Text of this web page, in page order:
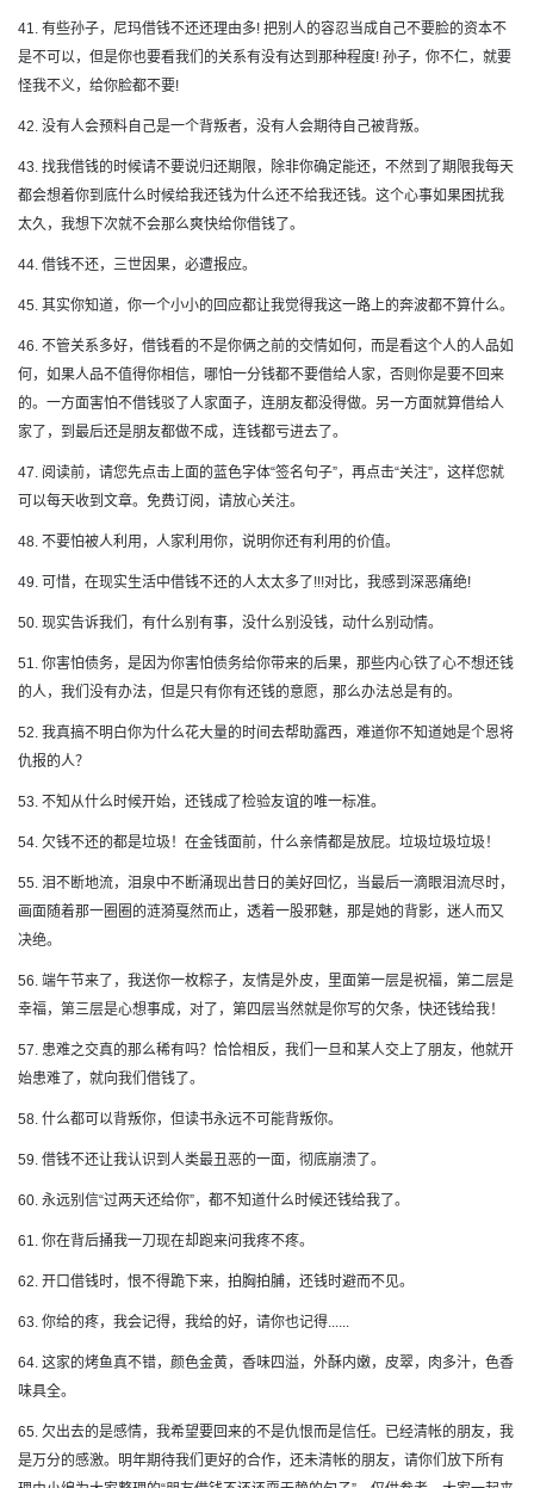
41. 有些孙子，尼玛借钱不还还理由多! 把别人的容忍当成自己不要脸的资本不
是不可以，但是你也要看我们的关系有没有达到那种程度! 孙子，你不仁，就要
怪我不义，给你脸都不要!
42. 没有人会预料自己是一个背叛者，没有人会期待自己被背叛。
43. 找我借钱的时候请不要说归还期限，除非你确定能还，不然到了期限我每天
都会想着你到底什么时候给我还钱为什么还不给我还钱。这个心事如果困扰我
太久，我想下次就不会那么爽快给你借钱了。
44. 借钱不还，三世因果，必遭报应。
45. 其实你知道，你一个小小的回应都让我觉得我这一路上的奔波都不算什么。
46. 不管关系多好，借钱看的不是你俩之前的交情如何，而是看这个人的人品如
何，如果人品不值得你相信，哪怕一分钱都不要借给人家，否则你是要不回来
的。一方面害怕不借钱驳了人家面子，连朋友都没得做。另一方面就算借给人
家了，到最后还是朋友都做不成，连钱都亏进去了。
47. 阅读前，请您先点击上面的蓝色字体“签名句子”，再点击“关注”，这样您就
可以每天收到文章。免费订阅，请放心关注。
48. 不要怕被人利用，人家利用你，说明你还有利用的价值。
49. 可惜，在现实生活中借钱不还的人太太多了!!!对比，我感到深恶痛绝!
50. 现实告诉我们，有什么别有事，没什么别没钱，动什么别动情。
51. 你害怕债务，是因为你害怕债务给你带来的后果，那些内心铁了心不想还钱
的人，我们没有办法，但是只有你有还钱的意愿，那么办法总是有的。
52. 我真搞不明白你为什么花大量的时间去帮助露西，难道你不知道她是个恩将
仇报的人？
53. 不知从什么时候开始，还钱成了检验友谊的唯一标准。
54. 欠钱不还的都是垃圾！在金钱面前，什么亲情都是放屁。垃圾垃圾垃圾！
55. 泪不断地流，泪泉中不断涌现出昔日的美好回忆，当最后一滴眼泪流尽时，
画面随着那一圈圈的涟漪戛然而止，透着一股邪魅，那是她的背影，迷人而又
决绝。
56. 端午节来了，我送你一枚粽子，友情是外皮，里面第一层是祝福，第二层是
幸福，第三层是心想事成，对了，第四层当然就是你写的欠条，快还钱给我！
57. 患难之交真的那么稀有吗？恰恰相反，我们一旦和某人交上了朋友，他就开
始患难了，就向我们借钱了。
58. 什么都可以背叛你，但读书永远不可能背叛你。
59. 借钱不还让我认识到人类最丑恶的一面，彻底崩溃了。
60. 永远别信“过两天还给你”，都不知道什么时候还钱给我了。
61. 你在背后捅我一刀现在却跑来问我疼不疼。
62. 开口借钱时，恨不得跪下来，拍胸拍脯，还钱时避而不见。
63. 你给的疼，我会记得，我给的好，请你也记得......
64. 这家的烤鱼真不错，颜色金黄，香味四溢，外酥内嫩，皮翠，肉多汁，色香
味具全。
65. 欠出去的是感情，我希望要回来的不是仇恨而是信任。已经清帐的朋友，我
是万分的感激。明年期待我们更好的合作，还未清帐的朋友，请你们放下所有